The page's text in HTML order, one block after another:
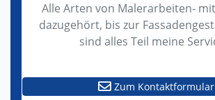
Alle Arten von Malerarbeiten-
dazugehört, bis zur
sind alles Teil meine
Zum Kontaktformular